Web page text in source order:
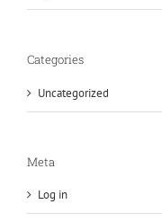
Categories
Uncategorized
Meta
Log in